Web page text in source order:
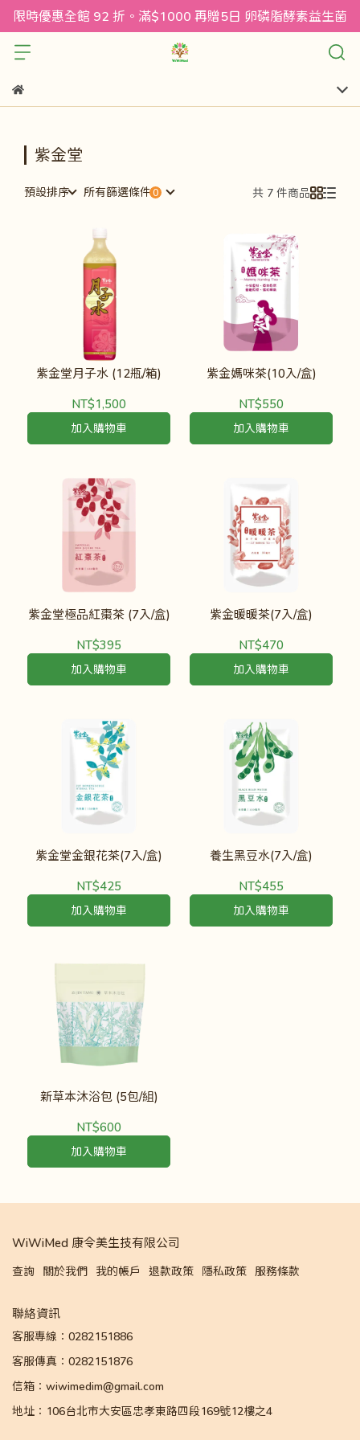
限時優惠全館 92 折。滿$1000 再贈5日 卵磷脂酵素益生菌
紫金堂
預設排序 所有篩選條件 共 7 件商品
紫金堂月子水 (12瓶/箱)
NT$1,500
加入購物車
紫金媽咪茶(10入/盒)
NT$550
加入購物車
紫金堂極品紅棗茶 (7入/盒)
NT$395
加入購物車
紫金暖暖茶(7入/盒)
NT$470
加入購物車
紫金堂金銀花茶(7入/盒)
NT$425
加入購物車
養生黑豆水(7入/盒)
NT$455
加入購物車
新草本沐浴包 (5包/組)
NT$600
加入購物車
WiWiMed 康令美生技有限公司
查詢 關於我們 我的帳戶 退款政策 隱私政策 服務條款
聯絡資訊
客服專線：0282151886
客服傳真：0282151876
信箱：wiwimedim@gmail.com
地址：106台北市大安區忠孝東路四段169號12樓之4